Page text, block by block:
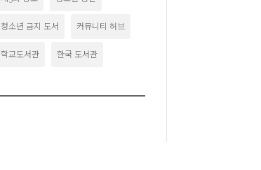
청소년 금지 도서 커뮤니티 허브
학교도서관 한국 도서관